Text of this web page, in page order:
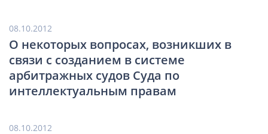
08.10.2012
О некоторых вопросах, возникших в
связи с созданием в системе
арбитражных судов Суда по
интеллектуальным правам
08.10.2012